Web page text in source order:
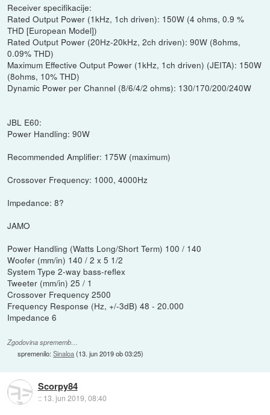
Receiver specifikacije:
Rated Output Power (1kHz, 1ch driven): 150W (4 ohms, 0.9 %
THD [European Model])
Rated Output Power (20Hz-20kHz, 2ch driven): 90W (8ohms,
0.09% THD)
Maximum Effective Output Power (1kHz, 1ch driven) (JEITA): 150W
(8ohms, 10% THD)
Dynamic Power per Channel (8/6/4/2 ohms): 130/170/200/240W
JBL E60:
Power Handling: 90W
Recommended Amplifier: 175W (maximum)
Crossover Frequency: 1000, 4000Hz
Impedance: 8?
JAMO
Power Handling (Watts Long/Short Term) 100 / 140
Woofer (mm/in) 140 / 2 x 5 1/2
System Type 2-way bass-reflex
Tweeter (mm/in) 25 / 1
Crossover Frequency 2500
Frequency Response (Hz, +/-3dB) 48 - 20.000
Impedance 6
Zgodovina sprememb…
spremenilo:Sinaloa(13. jun 2019 ob 03:25)
Scorpy84
:: 13. jun 2019, 08:40